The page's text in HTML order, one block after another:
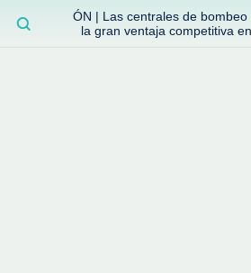
ÓN | Las centrales de bombeo
la gran ventaja competitiva en
que no se ha prestado la
BUSCAR